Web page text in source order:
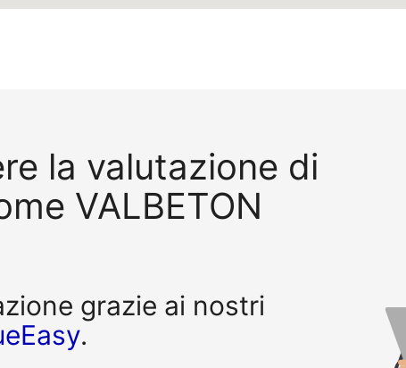
la valutazione di
VALBETON
grazie ai nostri
.